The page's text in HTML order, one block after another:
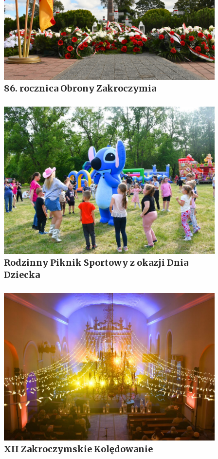
86. rocznica Obrony Zakroczymia
Rodzinny Piknik Sportowy z okazji Dnia
Dziecka
XII Zakroczymskie Kolędowanie